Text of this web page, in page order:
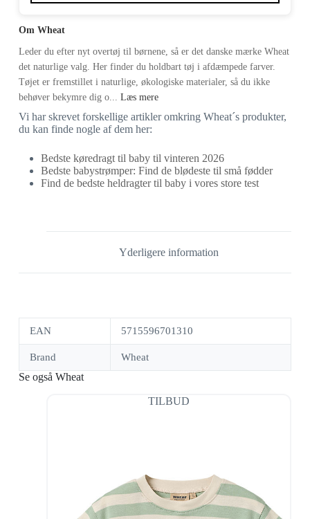
Om Wheat
Leder du efter nyt overtøj til børnene, så er det danske mærke Wheat
det naturlige valg. Her finder du holdbart tøj i afdæmpede farver.
Tøjet er fremstillet i naturlige, økologiske materialer, så du ikke
behøver bekymre dig o... Læs mere
Vi har skrevet forskellige artikler omkring Wheat´s produkter,
du kan finde nogle af dem her:
Bedste køredragt til baby til vinteren 2026
Bedste babystrømper: Find de blødeste til små fødder
Find de bedste heldragter til baby i vores store test
Yderligere information
EAN 5715596701310
Brand Wheat
Se også Wheat
TILBUD